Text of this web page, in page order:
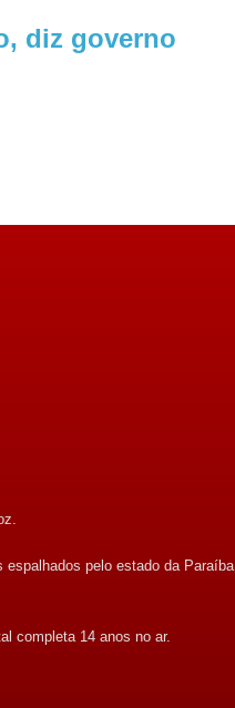
diz governo
pelo estado da
completa 14 anos no ar.